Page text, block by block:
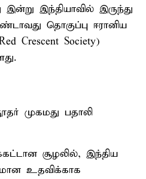
இந்தியாவில் இருந்து
தொகுப்பு ஈரானிய
Crescent Society)
முகமது பதாலி
சூழலில், இந்திய
உதவிக்காக